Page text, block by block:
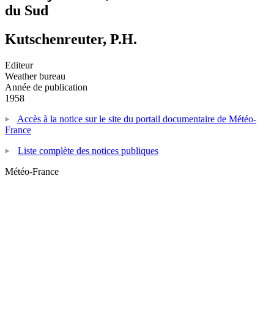
du Sud
Kutschenreuter, P.H.
Editeur
Weather bureau
Année de publication
1958
Accès à la notice sur le site du portail documentaire de Météo-
France
Liste complète des notices publiques
Météo-France